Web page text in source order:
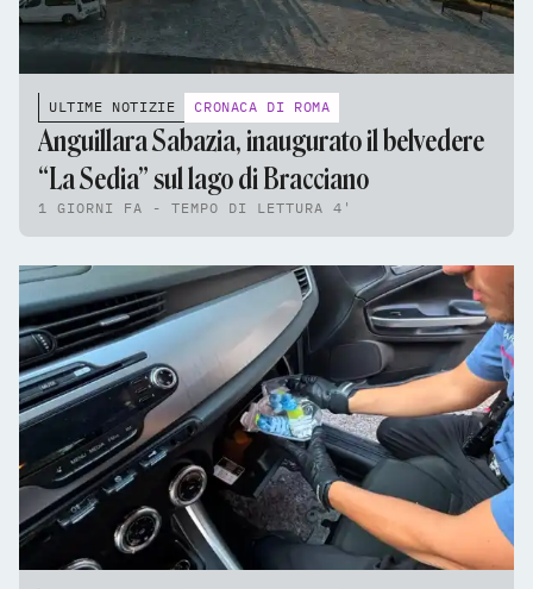
ULTIME NOTIZIE CRONACA DI ROMA
Anguillara Sabazia, inaugurato il belvedere
“La Sedia” sul lago di Bracciano
1 GIORNI FA - TEMPO DI LETTURA 4'